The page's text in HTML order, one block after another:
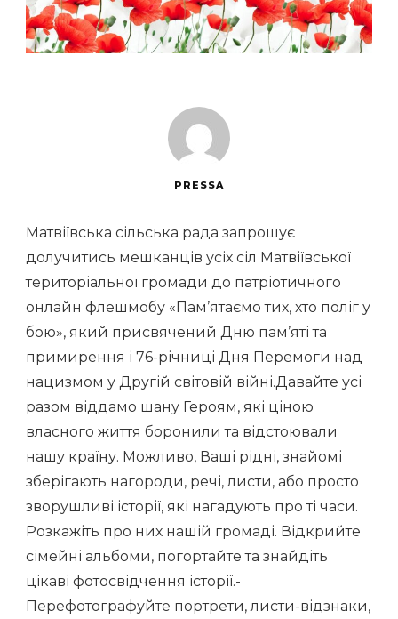
PRESSA
Матвіївська сільська рада запрошує
долучитись мешканців усіх сіл Матвіївської
територіальної громади до патріотичного
онлайн флешмобу «Пам’ятаємо тих, хто поліг у
бою», який присвячений Дню пам’яті та
примирення і 76-річниці Дня Перемоги над
нацизмом у Другій світовій війні.Давайте усі
разом віддамо шану Героям, які ціною
власного життя боронили та відстоювали
нашу країну. Можливо, Ваші рідні, знайомі
зберігають нагороди, речі, листи, або просто
зворушливі історії, які нагадують про ті часи.
Розкажіть про них нашій громаді. Відкрийте
сімейні альбоми, погортайте та знайдіть
цікаві фотосвідчення історії.-
Перефотографуйте портрети, листи-відзнаки,